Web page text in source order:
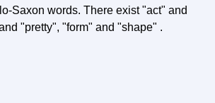
Saxon words. There exist "act" and
"pretty", "form" and "shape" .